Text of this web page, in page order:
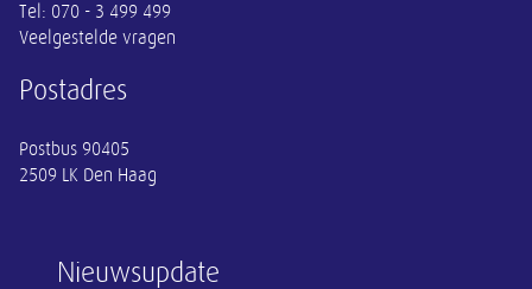
Nieuwsupdate
Tel: 070 - 3 499 499
Veelgestelde vragen
Postadres
Postbus 90405
2509 LK Den Haag